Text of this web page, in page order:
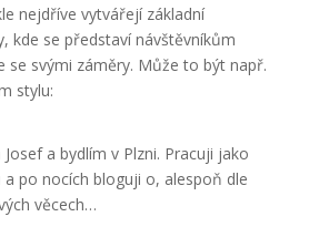
nejdříve vytvářejí základní
kde se představí návštěvníkům
se svými záměry. Může to být např.
stylu:
Josef a bydlím v Plzni. Pracuji jako
a po nocích bloguji o, alespoň dle
věcech…